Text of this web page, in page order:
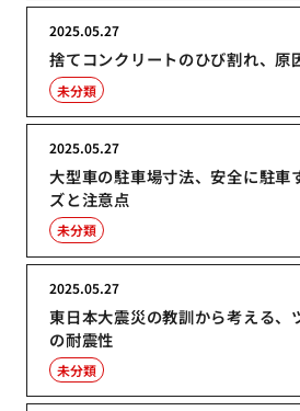
捨てコンクリートのひび割れ、原
2025.05.27
未分類
大型車の駐車場寸法、安全に駐車
ズと注意点
2025.05.27
未分類
東日本大震災の教訓から考える、
の耐震性
2025.05.27
未分類